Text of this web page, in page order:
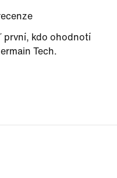
první, kdo ohodnotí
Tech.